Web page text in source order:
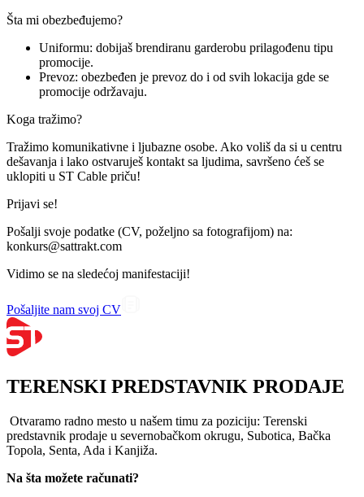
Šta mi obezbeđujemo?
Uniformu: dobijaš brendiranu garderobu prilagođenu tipu
promocije.
Prevoz: obezbeđen je prevoz do i od svih lokacija gde se
promocije održavaju.
Koga tražimo?
Tražimo komunikativne i ljubazne osobe. Ako voliš da si u centru
dešavanja i lako ostvaruješ kontakt sa ljudima, savršeno ćeš se
uklopiti u ST Cable priču!
Prijavi se!
Pošalji svoje podatke (CV, poželjno sa fotografijom) na:
konkurs@sattrakt.com
Vidimo se na sledećoj manifestaciji!
Pošaljite nam svoj CV
TERENSKI PREDSTAVNIK PRODAJE
Otvaramo radno mesto u našem timu za poziciju: Terenski
predstavnik prodaje u severnobačkom okrugu, Subotica, Bačka
Topola, Senta, Ada i Kanjiža.
Na šta možete računati?